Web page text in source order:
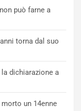
può farne a
torna dal suo
dichiarazione a
un 14enne